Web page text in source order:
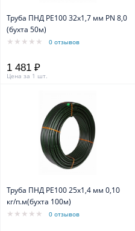
Труба ПНД PE100 32x1,7 мм PN 8,0
(бухта 50м)
0 отзывов
1 481 ₽
Цена за 1 шт.
Труба ПНД PE100 25x1,4 мм 0,10
кг/п.м(бухта 100м)
0 отзывов